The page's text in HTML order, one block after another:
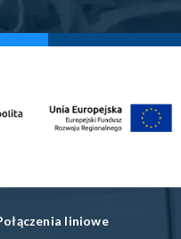
liniowe